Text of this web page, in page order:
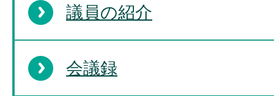
議員の紹介
会議録